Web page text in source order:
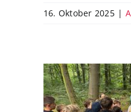
16. Oktober 2025 |